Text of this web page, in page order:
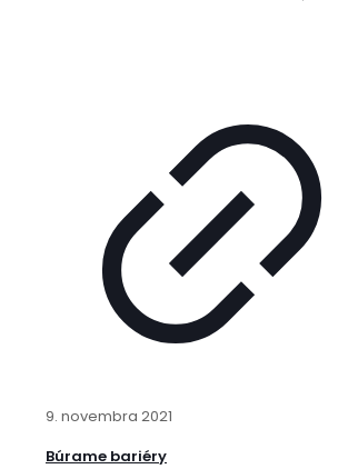
9. novembra 2021
Búrame bariéry